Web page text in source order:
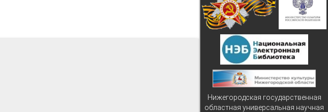
Нижегородская государственная
областная универсальная научная